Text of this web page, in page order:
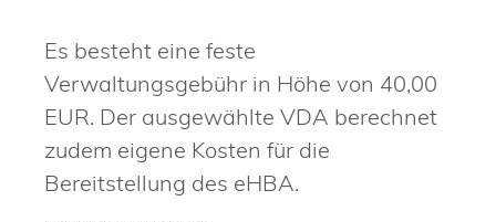
Es besteht eine feste
Verwaltungsgebühr in Höhe von 40,00
EUR. Der ausgewählte VDA berechnet
zudem eigene Kosten für die
Bereitstellung des eHBA.